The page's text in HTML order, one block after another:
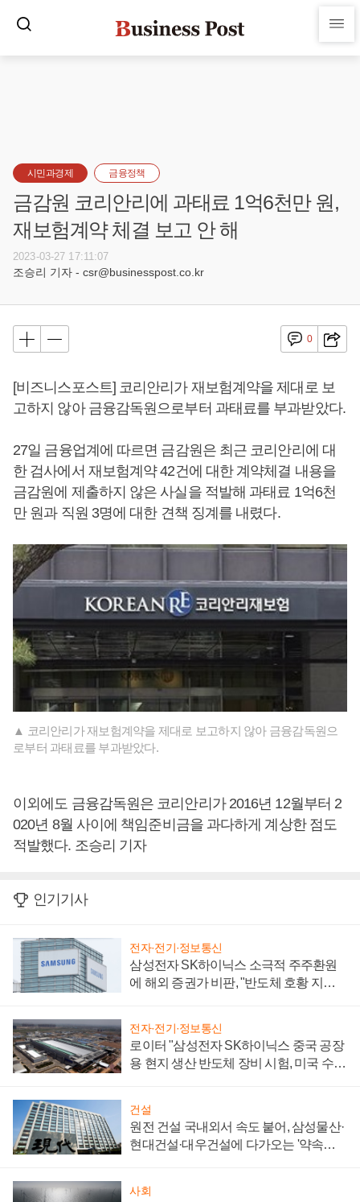
시민과경제 금융정책
금감원 코리안리에 과태료 1억6천만 원,
재보험계약 체결 보고 안 해
2023-03-27 17:11:07
조승리 기자 - csr@businesspost.co.kr
0
[비즈니스포스트] 코리안리가 재보험계약을 제대로 보
고하지 않아 금융감독원으로부터 과태료를 부과받았다.
27일 금융업계에 따르면 금감원은 최근 코리안리에 대
한 검사에서 재보험계약 42건에 대한 계약체결 내용을
금감원에 제출하지 않은 사실을 적발해 과태료 1억6천
만 원과 직원 3명에 대한 견책 징계를 내렸다.
▲ 코리안리가 재보험계약을 제대로 보고하지 않아 금융감독원으
로부터 과태료를 부과받았다.
이외에도 금융감독원은 코리안리가 2016년 12월부터 2
020년 8월 사이에 책임준비금을 과다하게 계상한 점도
적발했다. 조승리 기자
인기기사
전자·전기·정보통신
삼성전자 SK하이닉스 소극적 주주환원
에 해외 증권가 비판, "반도체 호황 지속
전자·전기·정보통신
로이터 "삼성전자 SK하이닉스 중국 공장
용 현지 생산 반도체 장비 시험, 미국 수출
건설
원전 건설 국내외서 속도 붙어, 삼성물산·
현대건설·대우건설에 다가오는 '약속의
사회